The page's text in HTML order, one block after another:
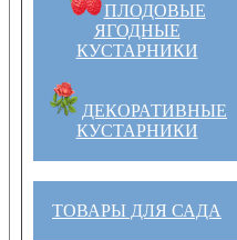
ПЛОДОВЫЕ
ЯГОДНЫЕ
КУСТАРНИКИ
ДЕКОРАТИВНЫЕ
КУСТАРНИКИ
ТОВАРЫ ДЛЯ САДА